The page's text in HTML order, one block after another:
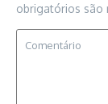
obrigatórios são